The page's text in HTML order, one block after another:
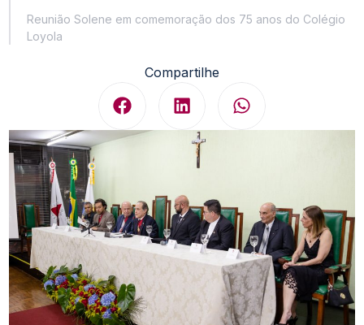
Reunião Solene em comemoração dos 75 anos do Colégio
Loyola
Compartilhe